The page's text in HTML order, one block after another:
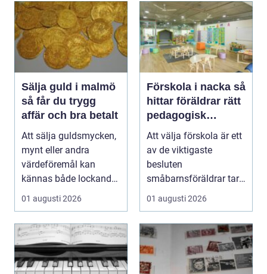
Sälja guld i malmö
så får du trygg
affär och bra betalt
Att sälja guldsmycken,
mynt eller andra
värdeföremål kan
kännas både lockande
och osäkert på samma
01 augusti 2026
Förskola i nacka så
hittar föräldrar rätt
pedagogisk
trygghet
Att välja förskola är ett
av de viktigaste
besluten
småbarnsföräldrar tar.
Omsorg, trygghet,
01 augusti 2026